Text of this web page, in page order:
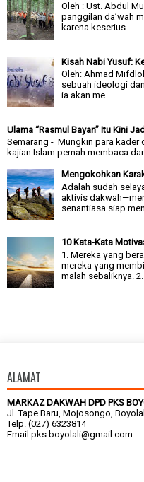
Oleh : Ust. Abdul
panggilan da’wah
karena keserius...
Kisah Nabi Yusuf:
Oleh: Ahmad
sebuah ideologi
ia akan me...
Ulama “Rasmul Bayan” Itu Kini
Semarang - Mungkin para kader
kajian Islam pernah membaca
Mengokohkan
Adalah sudah
aktivis
senantiasa siap
10 Kata-Kata
1. Mereka γang
mereka γang
malah sebaliknya. 2...
ALAMAT
MARKAZ DAKWAH DPD PKS
Jl. Tape Baru, Mojosongo,
Telp. (027) 6323814
Email:pks.boyolali@gmail.com